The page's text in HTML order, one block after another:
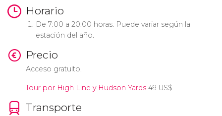
Horario
De 7:00 a 20:00 horas. Puede variar según la
estación del año.
Precio
Acceso gratuito.
Tour por High Line y Hudson Yards49 US$
Transporte